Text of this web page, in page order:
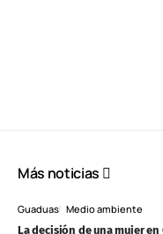
Más noticias
Guaduas Medio ambiente
La decisión de una mujer